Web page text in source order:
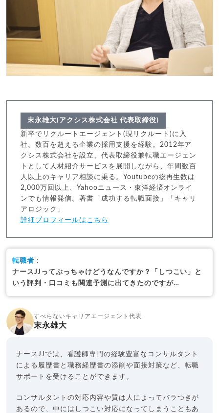
末永雄大(アクシス株式会社 代表取締役)
新卒でリクルートエージェント(現リクルート)に入
社。数百を超える企業の採用支援を経験。2012年ア
クシス株式会社を設立、代表取締役兼転職エージェン
トとして人材紹介サービスを展開しながら、年間数百
人以上のキャリア相談に乗る。Youtubeの総再生数は
2,000万回以上、Yahooニュース・東洋経済オンライ
ンでも情報発信。著書「成功する転職面接」「キャリ
アロジック」
詳細プロフィールはこちら
転職者 ：
ナースJJってぶっちゃけどうなんですか？「しつこい」と
いう評判・口コミも関連予測に出てきたのですが…
すべらないキャリアエージェント代表
末永雄大
ナースJJでは、看護師専門の経験豊富なコンサルタント
による履歴書と職務経歴書の添削や面接対策など、転職
サポートを受けることができます。
コンサルタントの対応内容や質は人によってバラつきが
あるので、中にはしつこい対応になってしまうこともあ